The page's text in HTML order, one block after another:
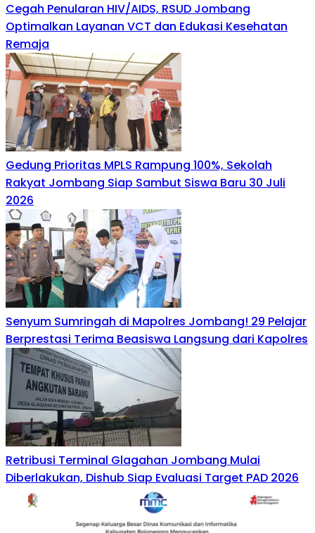
Cegah Penularan HIV/AIDS, RSUD Jombang
Optimalkan Layanan VCT dan Edukasi Kesehatan
Remaja
Gedung Prioritas MPLS Rampung 100%, Sekolah
Rakyat Jombang Siap Sambut Siswa Baru 30 Juli
2026
Senyum Sumringah di Mapolres Jombang! 29 Pelajar
Berprestasi Terima Beasiswa Langsung dari Kapolres
Retribusi Terminal Glagahan Jombang Mulai
Diberlakukan, Dishub Siap Evaluasi Target PAD 2026